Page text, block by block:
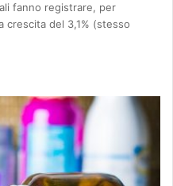
fanno registrare, per
crescita del 3,1% (stesso